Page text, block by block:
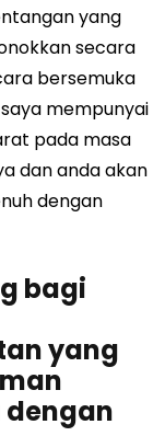
yang
secara
bersemuka
mempunyai
pada masa
dan anda akan
dengan
bagi
yang